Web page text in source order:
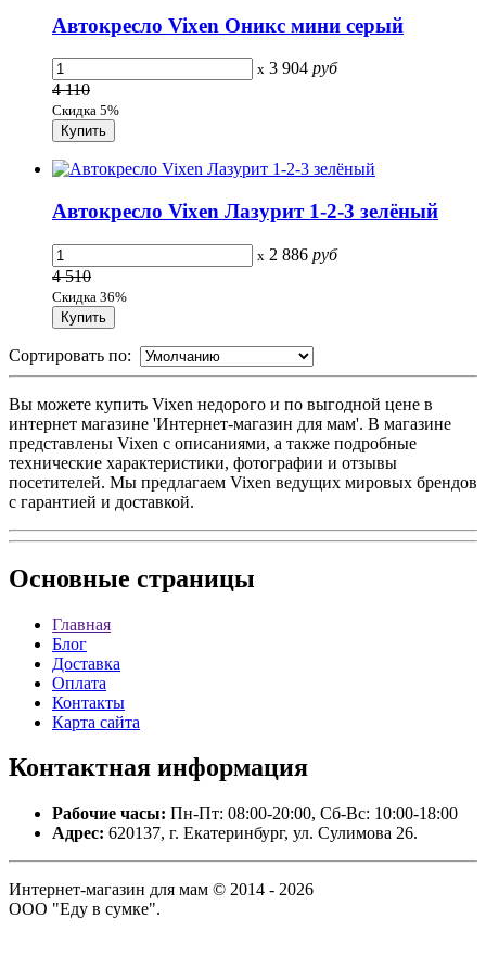
Автокресло Vixen Оникс мини серый
x 3 904 руб
4 110
Скидка 5%
Автокресло Vixen Лазурит 1-2-3 зелёный
x 2 886 руб
4 510
Скидка 36%
Сортировать по:
Вы можете купить Vixen недорого и по выгодной цене в
интернет магазине 'Интернет-магазин для мам'. В магазине
представлены Vixen с описаниями, а также подробные
технические характеристики, фотографии и отзывы
посетителей. Мы предлагаем Vixen ведущих мировых брендов
с гарантией и доставкой.
Основные страницы
Главная
Блог
Доставка
Оплата
Контакты
Карта сайта
Контактная информация
Рабочие часы: Пн-Пт: 08:00-20:00, Сб-Вс: 10:00-18:00
Адрес: 620137, г. Екатеринбург, ул. Сулимова 26.
Интернет-магазин для мам © 2014 - 2026
ООО "Еду в сумке".